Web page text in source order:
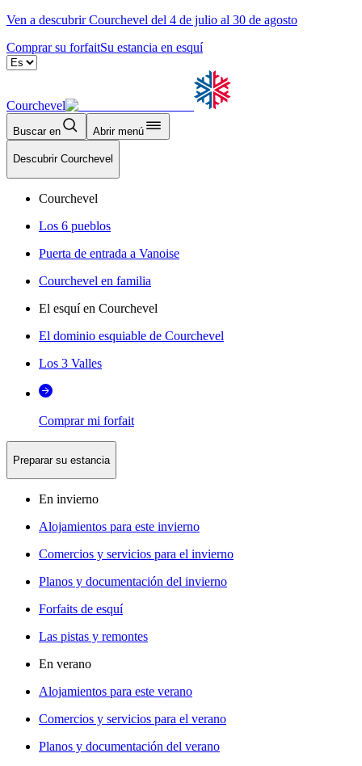
Ven a descubrir Courchevel del 4 de julio al 30 de agosto
Comprar su forfaitSu estancia en esquí
Courchevel
Buscar en Abrir menú
Descubrir Courchevel
Courchevel
Los 6 pueblos
Puerta de entrada a Vanoise
Courchevel en familia
El esquí en Courchevel
El dominio esquiable de Courchevel
Los 3 Valles
Comprar mi forfait
Preparar su estancia
En invierno
Alojamientos para este invierno
Comercios y servicios para el invierno
Planos y documentación del invierno
Forfaits de esquí
Las pistas y remontes
En verano
Alojamientos para este verano
Comercios y servicios para el verano
Planos y documentación del verano